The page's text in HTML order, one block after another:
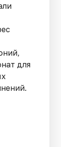
для